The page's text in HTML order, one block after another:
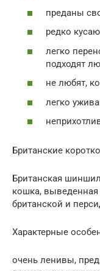
преданы
редко
легко
подходят
не любят,
легко
Британские
Британская
кошка, выведенная
британской и
Характерные
очень ленивы,